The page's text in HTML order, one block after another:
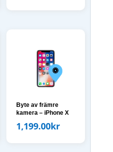
Byte av främre
kamera – iPhone X
1,199.00kr